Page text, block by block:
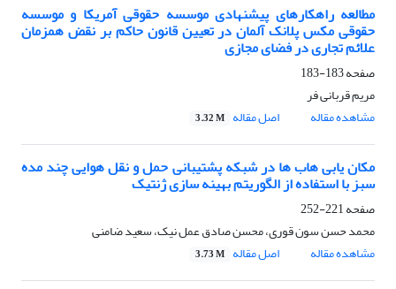
مطالعه راهکارهای پیشنهادی موسسه حقوقی آمریکا و موسسه
حقوقی مکس پلانک آلمان در تعیین قانون حاکم بر نقض همزمان
علائم تجاری در فضای مجازی
صفحه183-183
مریم قربانی فر
مشاهده مقاله
اصل مقاله 3.32 M
مکان یابی هاب ها در شبکه پشتیبانی حمل و نقل هوایی چند مده
سبز با استفاده از الگوریتم بهینه سازی ژنتیک
صفحه221-252
محمد حسن سون قوری، محسن صادق عمل نیک، سعید ضامنی
مشاهده مقاله
اصل مقاله 3.73 M